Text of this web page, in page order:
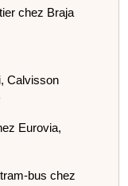
chez Braja
Calvisson
Eurovia,
bus chez